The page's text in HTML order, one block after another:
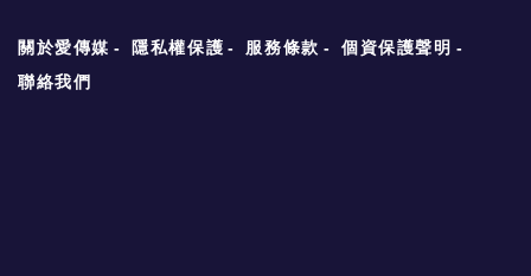
關於愛傳媒 隱私權保護 服務條款
個資保護聲明
聯絡我們